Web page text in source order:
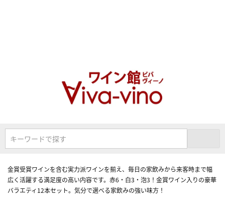
キーワードで探す
金賞受賞ワインを含む実力派ワインを揃え、毎日の家飲みから来客時まで幅
広く活躍する満足度の高い内容です。赤6・白3・泡3！金賞ワイン入りの豪華
バラエティ12本セット。気分で選べる家飲みの強い味方！